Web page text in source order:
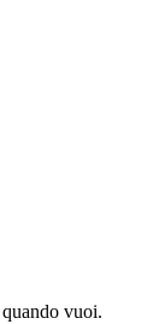
vuoi.